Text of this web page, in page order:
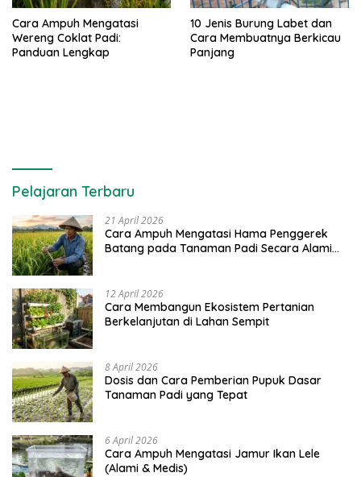
Cara Ampuh Mengatasi
Wereng Coklat Padi:
Panduan Lengkap
10 Jenis Burung Labet dan
Cara Membuatnya Berkicau
Panjang
Pelajaran Terbaru
21 April 2026
Cara Ampuh Mengatasi Hama Penggerek
Batang pada Tanaman Padi Secara Alami
12 April 2026
Cara Membangun Ekosistem Pertanian
Berkelanjutan di Lahan Sempit
8 April 2026
Dosis dan Cara Pemberian Pupuk Dasar
Tanaman Padi yang Tepat
6 April 2026
Cara Ampuh Mengatasi Jamur Ikan Lele
(Alami & Medis)